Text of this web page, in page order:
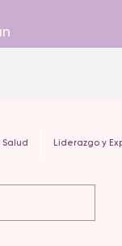
Salud Liderazgo y